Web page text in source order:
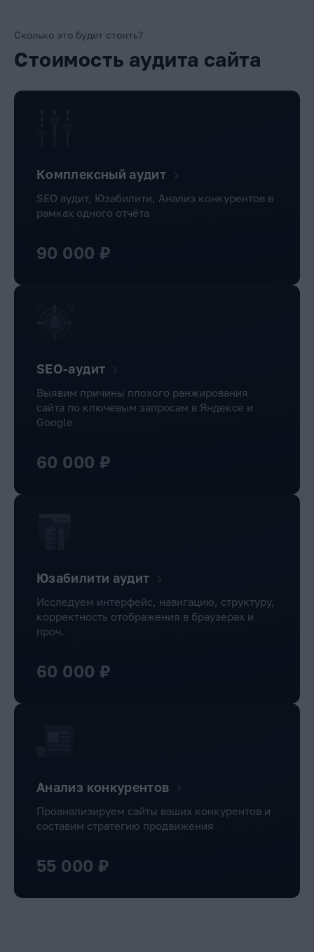
Сколько это будет стоить?
Стоимость аудита сайта
Комплексный аудит
SEO аудит, Юзабилити, Анализ конкурентов в
рамках одного отчёта
90 000 ₽
SEO-аудит
Выявим причины плохого ранжирования
сайта по ключевым запросам в Яндексе и
Google
60 000 ₽
Юзабилити аудит
Исследуем интерфейс, навигацию, структуру,
корректность отображения в браузерах и
проч.
60 000 ₽
Анализ конкурентов
Проанализируем сайты ваших конкурентов и
составим стратегию продвижения
55 000 ₽